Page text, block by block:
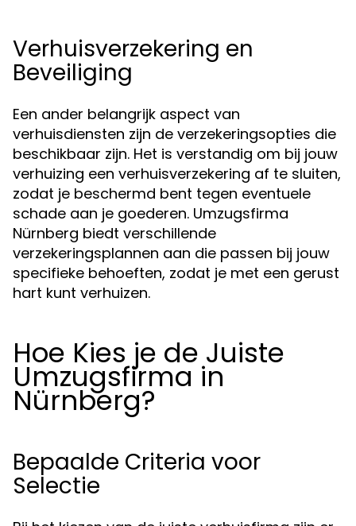
Verhuisverzekering en
Beveiliging
Een ander belangrijk aspect van
verhuisdiensten zijn de verzekeringsopties die
beschikbaar zijn. Het is verstandig om bij jouw
verhuizing een verhuisverzekering af te sluiten,
zodat je beschermd bent tegen eventuele
schade aan je goederen. Umzugsfirma
Nürnberg biedt verschillende
verzekeringsplannen aan die passen bij jouw
specifieke behoeften, zodat je met een gerust
hart kunt verhuizen.
Hoe Kies je de Juiste
Umzugsfirma in
Nürnberg?
Bepaalde Criteria voor
Selectie